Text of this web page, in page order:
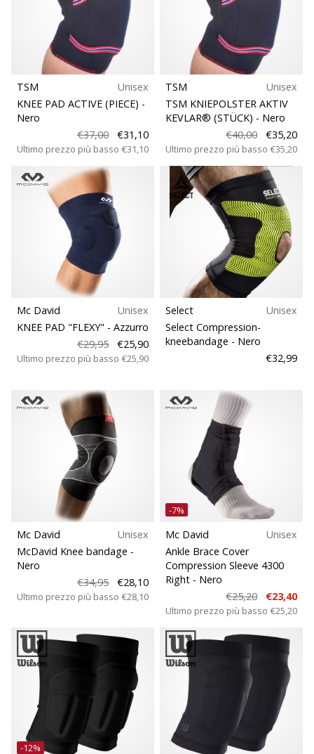
TSM
Unisex
KNEE PAD ACTIVE (PIECE) -
Nero
€37,00
€31,10
Ultimo prezzo più basso €31,10
TSM
Unisex
TSM KNIEPOLSTER AKTIV
KEVLAR® (STÜCK) - Nero
€40,00
€35,20
Ultimo prezzo più basso €35,20
Mc David
Unisex
KNEE PAD "FLEXY" - Azzurro
€29,95
€25,90
Ultimo prezzo più basso €25,90
Select
Unisex
Select Compression-
kneebandage - Nero
€32,99
Mc David
Unisex
McDavid Knee bandage -
Nero
€34,95
€28,10
Ultimo prezzo più basso €28,10
-7%
Mc David
Unisex
Ankle Brace Cover
Compression Sleeve 4300
Right - Nero
€25,20
€23,40
Ultimo prezzo più basso €25,20
-12%